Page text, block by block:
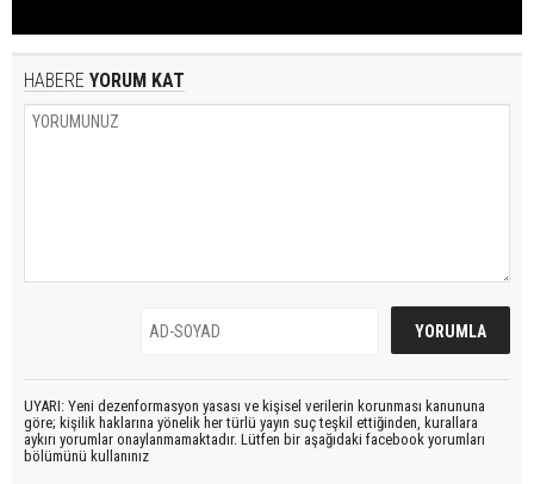
HABERE YORUM KAT
UYARI: Yeni dezenformasyon yasası ve kişisel verilerin korunması kanununa
göre; kişilik haklarına yönelik her türlü yayın suç teşkil ettiğinden, kurallara
aykırı yorumlar onaylanmamaktadır. Lütfen bir aşağıdaki facebook yorumları
bölümünü kullanınız